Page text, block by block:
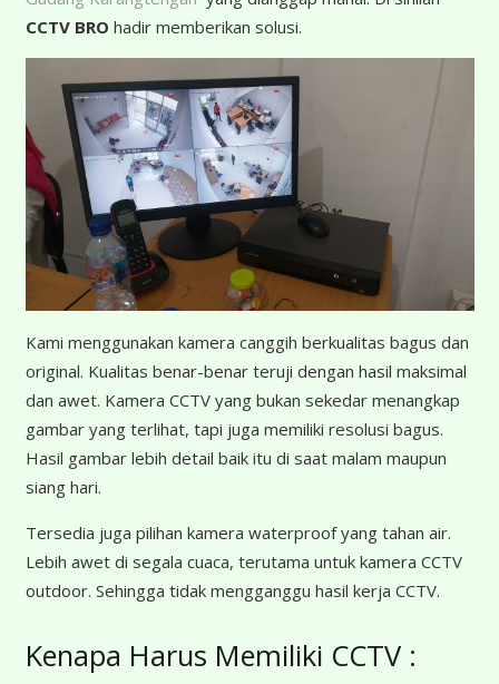
CCTV BRO hadir memberikan solusi.
Kami menggunakan kamera canggih berkualitas bagus dan
original. Kualitas benar-benar teruji dengan hasil maksimal
dan awet. Kamera CCTV yang bukan sekedar menangkap
gambar yang terlihat, tapi juga memiliki resolusi bagus.
Hasil gambar lebih detail baik itu di saat malam maupun
siang hari.
Tersedia juga pilihan kamera waterproof yang tahan air.
Lebih awet di segala cuaca, terutama untuk kamera CCTV
outdoor. Sehingga tidak mengganggu hasil kerja CCTV.
Kenapa Harus Memiliki CCTV :